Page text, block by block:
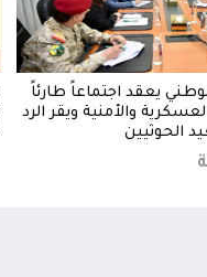
يعقد اجتماعاً طارئاً
والأمنية ويقر الرد
الحوثيين